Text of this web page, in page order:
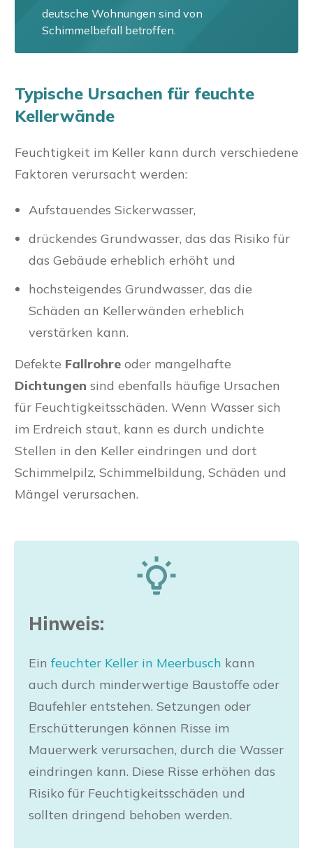
deutsche Wohnungen sind von
Schimmelbefall betroffen.
Typische Ursachen für feuchte
Kellerwände
Feuchtigkeit im Keller kann durch verschiedene
Faktoren verursacht werden:
Aufstauendes Sickerwasser,
drückendes Grundwasser, das das Risiko für
das Gebäude erheblich erhöht und
hochsteigendes Grundwasser, das die
Schäden an Kellerwänden erheblich
verstärken kann.
Defekte Fallrohre oder mangelhafte
Dichtungen sind ebenfalls häufige Ursachen
für Feuchtigkeitsschäden. Wenn Wasser sich
im Erdreich staut, kann es durch undichte
Stellen in den Keller eindringen und dort
Schimmelpilz, Schimmelbildung, Schäden und
Mängel verursachen.
Hinweis:
Ein feuchter Keller in Meerbusch kann
auch durch minderwertige Baustoffe oder
Baufehler entstehen. Setzungen oder
Erschütterungen können Risse im
Mauerwerk verursachen, durch die Wasser
eindringen kann. Diese Risse erhöhen das
Risiko für Feuchtigkeitsschäden und
sollten dringend behoben werden.